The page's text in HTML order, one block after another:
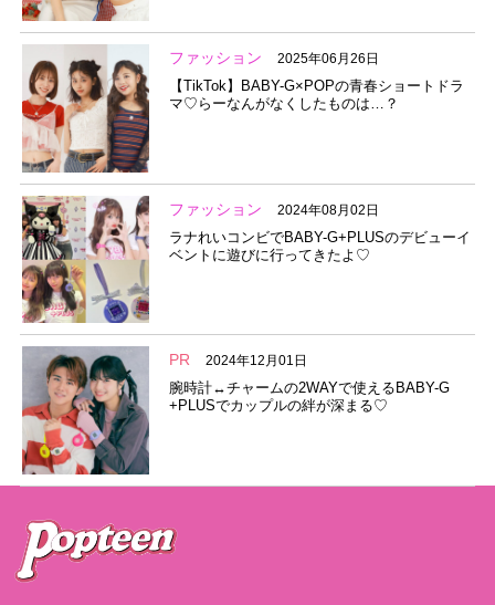
ファッション 2025年06月26日
【TikTok】BABY-G×POPの青春ショートドラ
マ♡らーなんがなくしたものは…？
ファッション 2024年08月02日
ラナれいコンビでBABY-G+PLUSのデビューイ
ベントに遊びに行ってきたよ♡
PR 2024年12月01日
腕時計↔︎チャームの2WAYで使えるBABY-G
+PLUSでカップルの絆が深まる♡